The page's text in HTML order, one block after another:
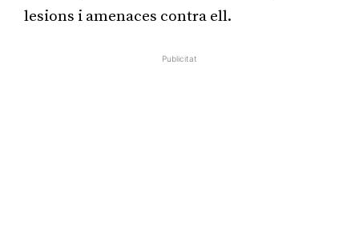
lesions i amenaces contra ell.
Publicitat